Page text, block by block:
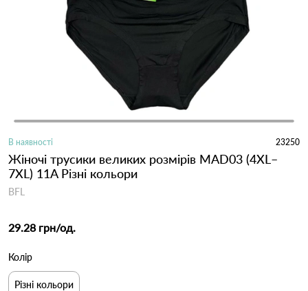
В наявності 23250
Жіночі трусики великих розмірів MAD03 (4XL–
7XL) 11A Різні кольори
BFL
29.28 грн/од.
Колір
Різні кольори